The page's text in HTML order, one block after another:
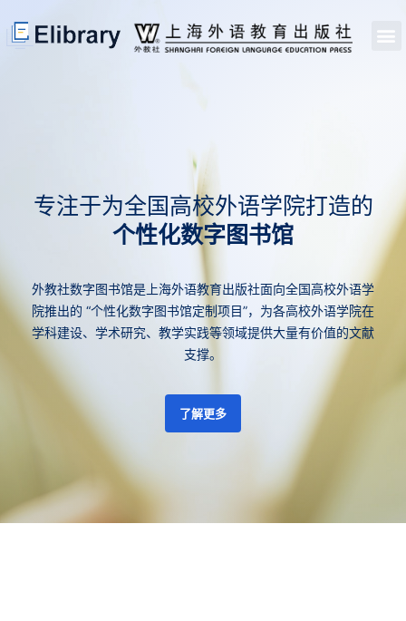
专注于为全国高校外语学院打造的
个性化数字图书馆
外教社数字图书馆是上海外语教育出版社面向全国高校外语学
院推出的 “个性化数字图书馆定制项目”，为各高校外语学院在
学科建设、学术研究、教学实践等领域提供大量有价值的文献
支撑。
了解更多